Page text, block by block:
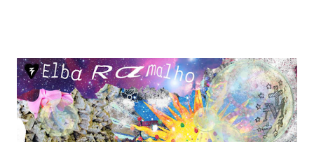
cordas e efeitos), entre outros, Simone Mazzer atesta em
estúdio o talento musical que exibe há alguns anos em suas
apresentações ao vivo. Produzido por Leonel Pereda,
‘Férias em videotape’ expõe um inteligente repertório, que